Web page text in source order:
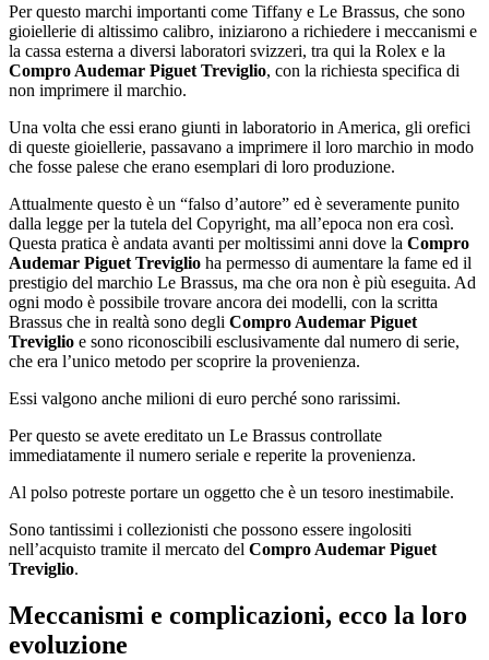
Per questo marchi importanti come Tiffany e Le Brassus, che sono
gioiellerie di altissimo calibro, iniziarono a richiedere i meccanismi e
la cassa esterna a diversi laboratori svizzeri, tra qui la Rolex e la
Compro Audemar Piguet Treviglio, con la richiesta specifica di
non imprimere il marchio.
Una volta che essi erano giunti in laboratorio in America, gli orefici
di queste gioiellerie, passavano a imprimere il loro marchio in modo
che fosse palese che erano esemplari di loro produzione.
Attualmente questo è un “falso d’autore” ed è severamente punito
dalla legge per la tutela del Copyright, ma all’epoca non era così.
Questa pratica è andata avanti per moltissimi anni dove la Compro
Audemar Piguet Treviglio ha permesso di aumentare la fame ed il
prestigio del marchio Le Brassus, ma che ora non è più eseguita. Ad
ogni modo è possibile trovare ancora dei modelli, con la scritta
Brassus che in realtà sono degli Compro Audemar Piguet
Treviglio e sono riconoscibili esclusivamente dal numero di serie,
che era l’unico metodo per scoprire la provenienza.
Essi valgono anche milioni di euro perché sono rarissimi.
Per questo se avete ereditato un Le Brassus controllate
immediatamente il numero seriale e reperite la provenienza.
Al polso potreste portare un oggetto che è un tesoro inestimabile.
Sono tantissimi i collezionisti che possono essere ingolositi
nell’acquisto tramite il mercato del Compro Audemar Piguet
Treviglio.
Meccanismi e complicazioni, ecco la loro
evoluzione